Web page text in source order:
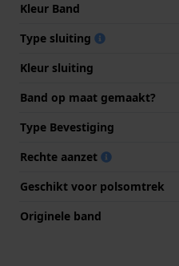
Kleur Band
Type sluiting
Kleur sluiting
Band op maat gemaakt?
Type Bevestiging
Rechte aanzet
Geschikt voor polsomtrek
Originele band